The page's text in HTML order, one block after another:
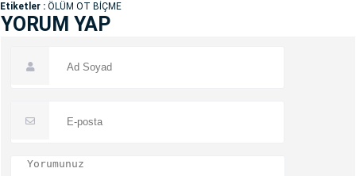
Etiketler : ÖLÜM OT BİÇME
YORUM YAP